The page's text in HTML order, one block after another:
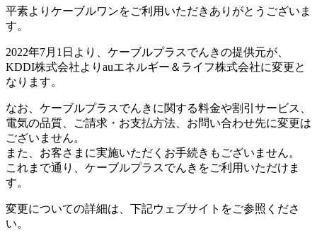
平素よりケーブルワンをご利用いただきありがとうございま
す。
2022年7月1日より、ケーブルプラスでんきの提供元が、
KDDI株式会社よりauエネルギー＆ライフ株式会社に変更と
なります。
なお、ケーブルプラスでんきに関する料金や割引サービス、
電気の品質、ご請求・お支払方法、お問い合わせ先に変更は
ございません。
また、お客さまに実施いただくお手続きもございません。
これまで通り、ケーブルプラスでんきをご利用いただけま
す。
変更についての詳細は、下記ウェブサイトをご参照くださ
い。